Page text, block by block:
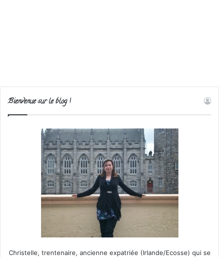
Bienvenue sur le blog !
Christelle, trentenaire, ancienne expatriée (Irlande/Ecosse) qui se